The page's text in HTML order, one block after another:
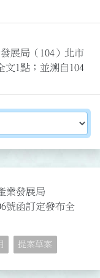
展局（104）北市
文1點；並溯自104
業發展局
號函訂定發布全
提案草案